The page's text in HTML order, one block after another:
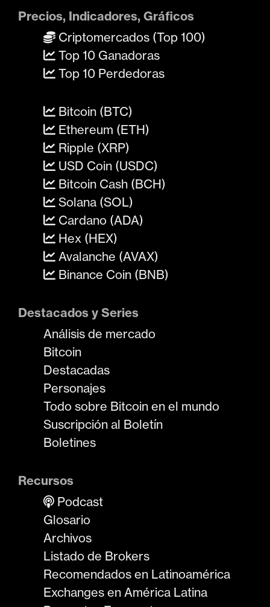
Precios, Indicadores, Gráficos
Criptomercados (Top 100)
Top 10 Ganadoras
Top 10 Perdedoras
Bitcoin (BTC)
Ethereum (ETH)
Ripple (XRP)
USD Coin (USDC)
Bitcoin Cash (BCH)
Solana (SOL)
Cardano (ADA)
Hex (HEX)
Avalanche (AVAX)
Binance Coin (BNB)
Destacados y Series
Análisis de mercado
Bitcoin
Destacadas
Personajes
Todo sobre Bitcoin en el mundo
Suscripción al Boletín
Boletines
Recursos
Podcast
Glosario
Archivos
Listado de Brokers
Recomendados en Latinoamérica
Exchanges en América Latina